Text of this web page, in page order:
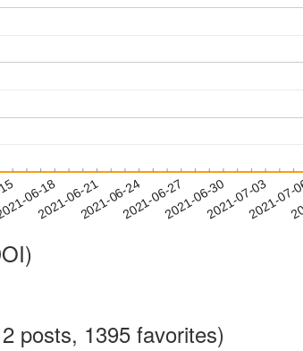
06-18
2021-06-212021-06-242021-06-272021-06-302021-07-03
2021-
posts, 1395 favorites)